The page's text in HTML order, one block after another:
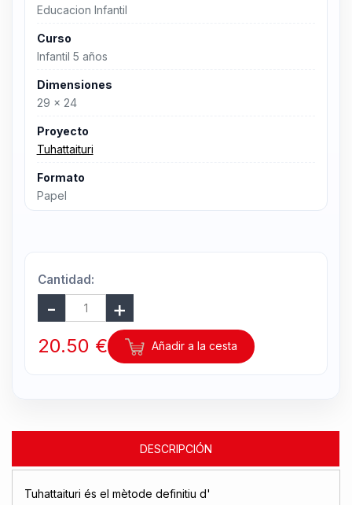
Educacion Infantil
Curso
Infantil 5 años
Dimensiones
29 x 24
Proyecto
Tuhattaituri
Formato
Papel
Cantidad:
20.50 € Añadir a la cesta
DESCRIPCIÓN
Tuhattaituri és el mètode definitiu d'